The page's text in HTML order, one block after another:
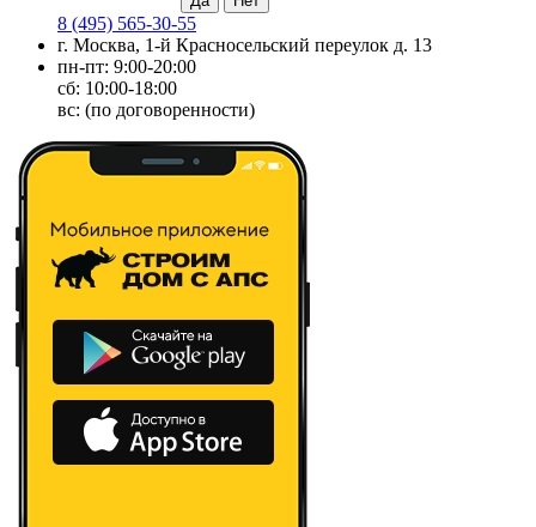
8 (495) 565-30-55
г. Москва, 1-й Красносельский переулок д. 13
пн-пт: 9:00-20:00
сб: 10:00-18:00
вс: (по договоренности)